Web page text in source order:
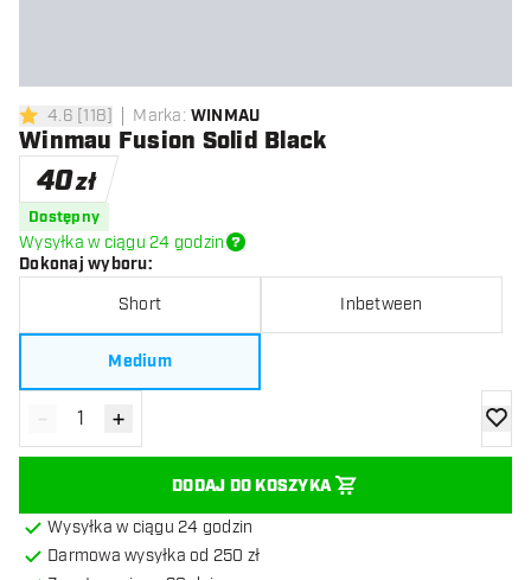
4.6 gwiazdki oceny
4.6 [118] Marka: WINMAU
Winmau Fusion Solid Black
40zł
Dostępny
Wysyłka w ciągu 24 godzin
Dokonaj wyboru:
Short Inbetween
Medium
Zmniejsz ilość
- Zwiększ ilość
+
DODAJ DO KOSZYKA
Wysyłka w ciągu 24 godzin
Darmowa wysyłka od 250 zł